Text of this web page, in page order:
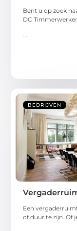
Bent u op zoek
DC
...
BEDRIJVEN
Een
of duur te zijn. Of